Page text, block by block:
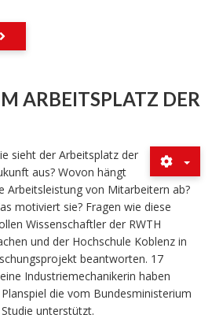
ARBEITSPLATZ DER
sieht der Arbeitsplatz der
aus? Wovon hängt
Arbeitsleistung von Mitarbeitern ab?
motiviert sie? Fragen wie diese
Wissenschaftler der RWTH
und der Hochschule Koblenz in
beantworten. 17
Industriemechanikerin haben
die vom Bundesministerium
unterstützt.